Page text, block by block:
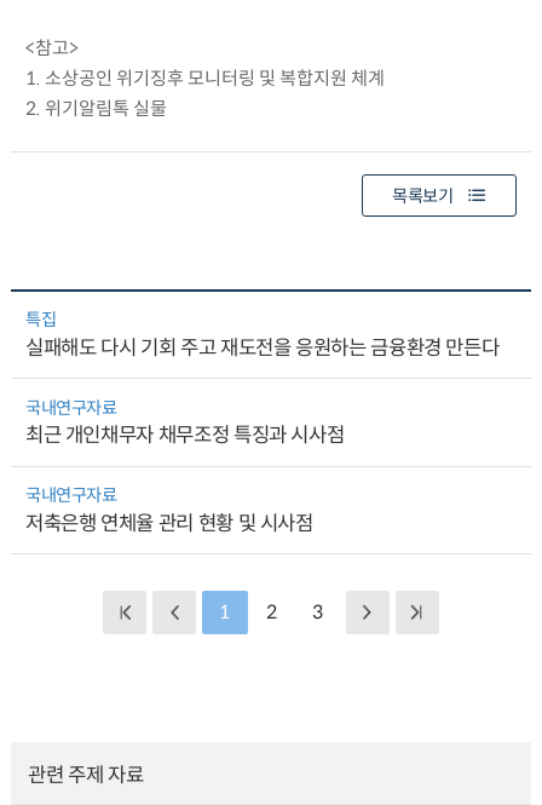
<참고>
1. 소상공인 위기징후 모니터링 및 복합지원 체계
2. 위기알림톡 실물
목록보기
특집
실패해도 다시 기회 주고 재도전을 응원하는 금융환경 만든다
국내연구자료
최근 개인채무자 채무조정 특징과 시사점
국내연구자료
저축은행 연체율 관리 현황 및 시사점
1 2 3
관련 주제 자료